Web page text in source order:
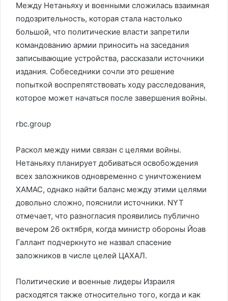
Между Нетаньяху и военными сложилась взаимная
подозрительность, которая стала настолько
большой, что политические власти запретили
командованию армии приносить на заседания
записывающие устройства, рассказали источники
издания. Собеседники сочли это решение
попыткой воспрепятствовать ходу расследования,
которое может начаться после завершения войны.
rbc.group
Раскол между ними связан с целями войны.
Нетаньяху планирует добиваться освобождения
всех заложников одновременно с уничтожением
ХАМАС, однако найти баланс между этими целями
довольно сложно, пояснили источники. NYT
отмечает, что разногласия проявились публично
вечером 26 октября, когда министр обороны Йоав
Галлант подчеркнуто не назвал спасение
заложников в числе целей ЦАХАЛ.
Политические и военные лидеры Израиля
расходятся также относительно того, когда и как